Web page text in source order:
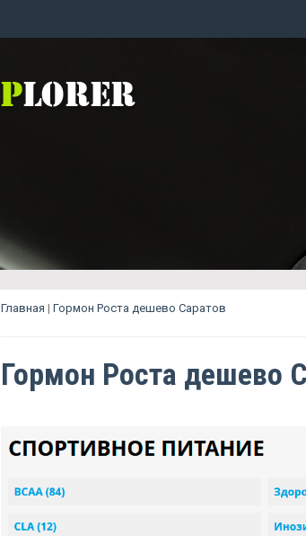
Главная | Гормон Роста дешево Саратов
Гормон Роста дешево